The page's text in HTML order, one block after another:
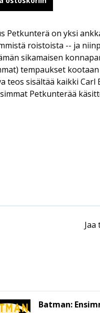
Petkunterä on yksi
roistoista -- ja
sikamaisen
tempaukset
teos sisältää kaikki Carl
Petkunterää
Jaa
Batman: